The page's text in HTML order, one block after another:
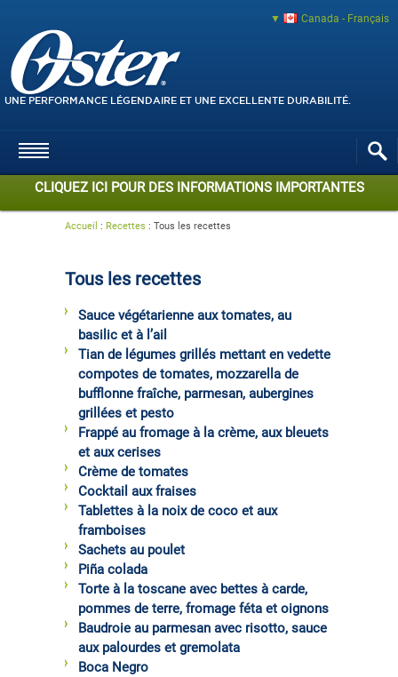
Canada - Français
UNE PERFORMANCE LÉGENDAIRE ET UNE EXCELLENTE DURABILITÉ.
CLIQUEZ ICI POUR DES INFORMATIONS IMPORTANTES
Accueil : Recettes : Tous les recettes
Tous les recettes
Sauce végétarienne aux tomates, au
basilic et à l’ail
Tian de légumes grillés mettant en vedette
compotes de tomates, mozzarella de
bufflonne fraîche, parmesan, aubergines
grillées et pesto
Frappé au fromage à la crème, aux bleuets
et aux cerises
Crème de tomates
Cocktail aux fraises
Tablettes à la noix de coco et aux
framboises
Sachets au poulet
Piña colada
Torte à la toscane avec bettes à carde,
pommes de terre, fromage féta et oignons
Baudroie au parmesan avec risotto, sauce
aux palourdes et gremolata
Boca Negro